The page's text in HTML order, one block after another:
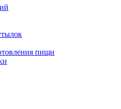
пищи